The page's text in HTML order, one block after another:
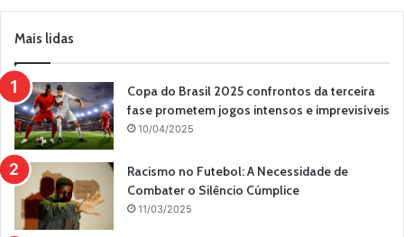
Mais lidas
Copa do Brasil 2025 confrontos da terceira
fase prometem jogos intensos e imprevisíveis
10/04/2025
Racismo no Futebol: A Necessidade de
Combater o Silêncio Cúmplice
11/03/2025